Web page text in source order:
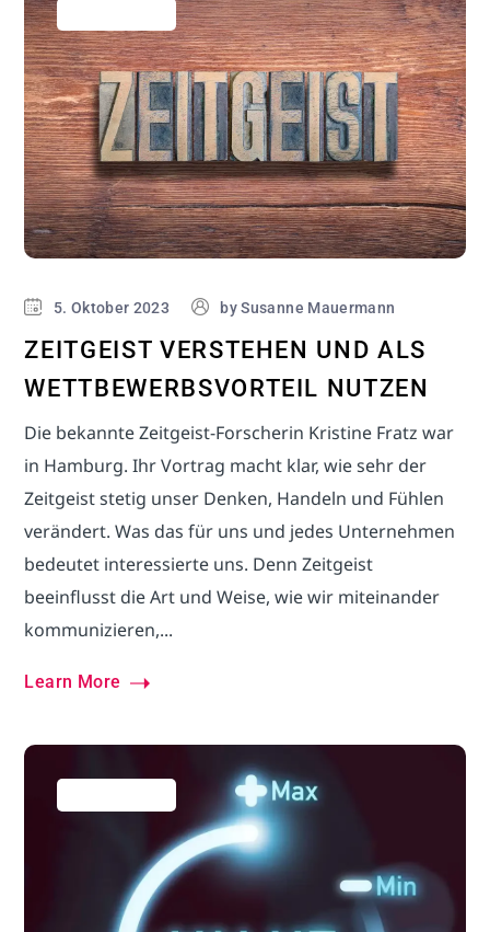
5. Oktober 2023 bySusanne Mauermann
ZEITGEIST VERSTEHEN UND ALS
WETTBEWERBSVORTEIL NUTZEN
Die bekannte Zeitgeist-Forscherin Kristine Fratz war
in Hamburg. Ihr Vortrag macht klar, wie sehr der
Zeitgeist stetig unser Denken, Handeln und Fühlen
verändert. Was das für uns und jedes Unternehmen
bedeutet interessierte uns. Denn Zeitgeist
beeinflusst die Art und Weise, wie wir miteinander
kommunizieren,...
Learn More